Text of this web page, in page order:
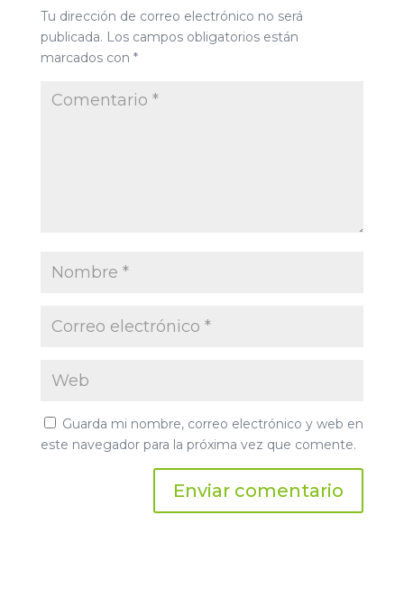
Tu dirección de correo electrónico no será
publicada. Los campos obligatorios están
marcados con *
Guarda mi nombre, correo electrónico y web en
este navegador para la próxima vez que comente.